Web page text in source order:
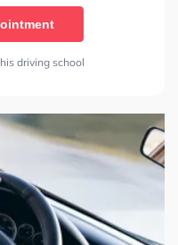
driving school